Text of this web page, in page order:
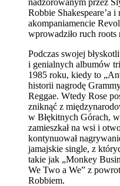
Robbie Shakespeare’a
akompaniamencie
wprowadziło ruch roots
Podczas swojej
i genialnych albumów
1985 roku, kiedy to
historii nagrodę
Reggae. Wtedy Rose
zniknąć z
w Błękitnych Górach,
zamieszkał na wsi i
kontynuował
jamajskie single, z
takie jak „Monkey
We Two a We” z
Robbiem.